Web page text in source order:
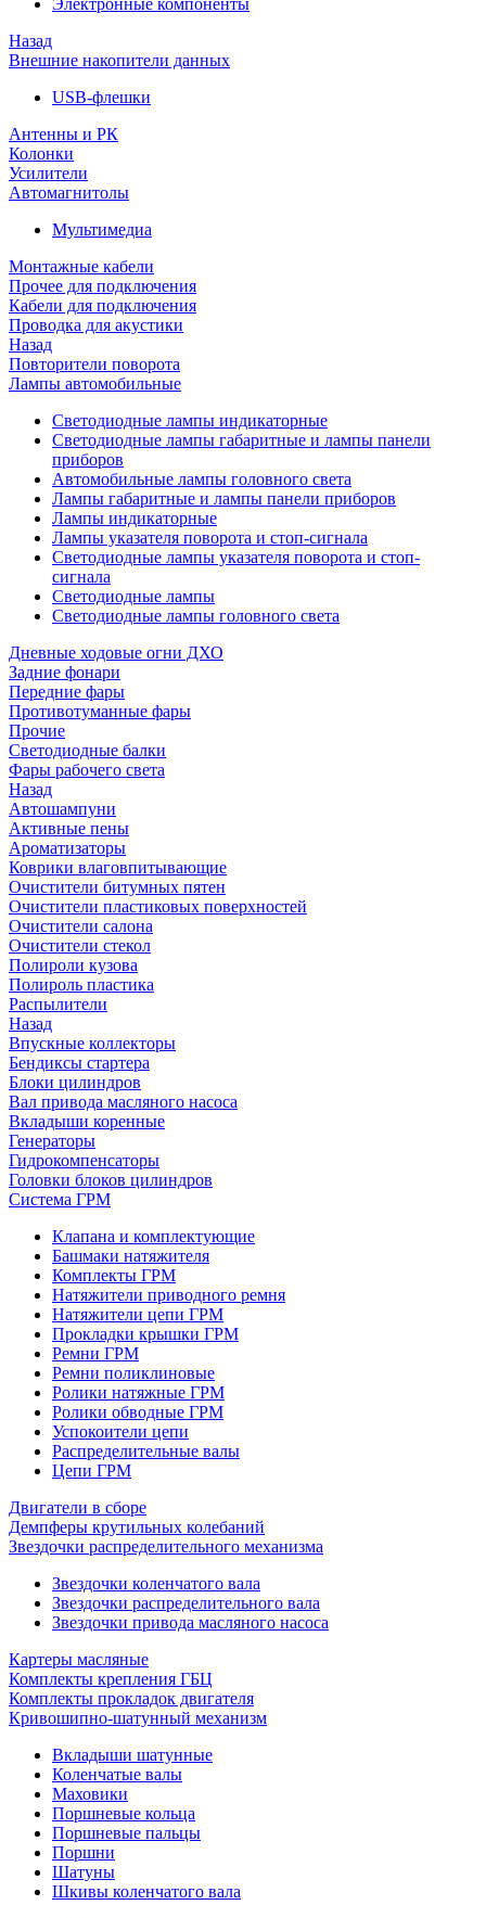
Электронные компоненты
Назад
Внешние накопители данных
USB-флешки
Антенны и РК
Колонки
Усилители
Автомагнитолы
Мультимедиа
Монтажные кабели
Прочее для подключения
Кабели для подключения
Проводка для акустики
Назад
Повторители поворота
Лампы автомобильные
Светодиодные лампы индикаторные
Светодиодные лампы габаритные и лампы панели
приборов
Автомобильные лампы головного света
Лампы габаритные и лампы панели приборов
Лампы индикаторные
Лампы указателя поворота и стоп-сигнала
Светодиодные лампы указателя поворота и стоп-
сигнала
Светодиодные лампы
Светодиодные лампы головного света
Дневные ходовые огни ДХО
Задние фонари
Передние фары
Противотуманные фары
Прочие
Светодиодные балки
Фары рабочего света
Назад
Автошампуни
Активные пены
Ароматизаторы
Коврики влаговпитывающие
Очистители битумных пятен
Очистители пластиковых поверхностей
Очистители салона
Очистители стекол
Полироли кузова
Полироль пластика
Распылители
Назад
Впускные коллекторы
Бендиксы стартера
Блоки цилиндров
Вал привода масляного насоса
Вкладыши коренные
Генераторы
Гидрокомпенсаторы
Головки блоков цилиндров
Система ГРМ
Клапана и комплектующие
Башмаки натяжителя
Комплекты ГРМ
Натяжители приводного ремня
Натяжители цепи ГРМ
Прокладки крышки ГРМ
Ремни ГРМ
Ремни поликлиновые
Ролики натяжные ГРМ
Ролики обводные ГРМ
Успокоители цепи
Распределительные валы
Цепи ГРМ
Двигатели в сборе
Демпферы крутильных колебаний
Звездочки распределительного механизма
Звездочки коленчатого вала
Звездочки распределительного вала
Звездочки привода масляного насоса
Картеры масляные
Комплекты крепления ГБЦ
Комплекты прокладок двигателя
Кривошипно-шатунный механизм
Вкладыши шатунные
Коленчатые валы
Маховики
Поршневые кольца
Поршневые пальцы
Поршни
Шатуны
Шкивы коленчатого вала